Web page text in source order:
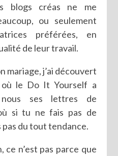
blogs créas ne me
ou seulement
préférées, en
de leur travail.
mariage, j’ai découvert
où le Do It Yourself a
ses lettres de
si tu ne fais pas de
pas du tout tendance.
ce n’est pas parce que